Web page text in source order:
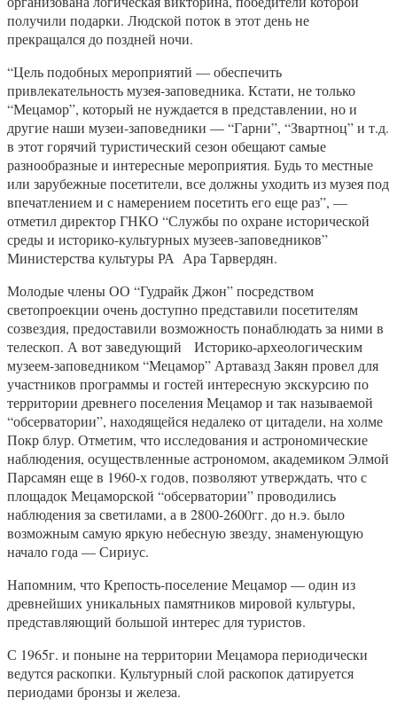
получили подарки. Людской поток в этот день не
прекращался до поздней ночи.
“Цель подобных мероприятий — обеспечить
привлекательность музея-заповедника. Кстати, не только
“Мецамор”, который не нуждается в представлении, но и
другие наши музеи-заповедники — “Гарни”, “Звартноц” и т.д.
в этот горячий туристический сезон обещают самые
разнообразные и интересные мероприятия. Будь то местные
или зарубежные посетители, все должны уходить из музея под
впечатлением и с намерением посетить его еще раз”, —
отметил директор ГНКО “Службы по охране исторической
среды и историко-культурных музеев-заповедников”
Министерства культуры РА Ара Тарвердян.
Молодые члены ОО “Гудрайк Джон” посредством
светопроекции очень доступно представили посетителям
созвездия, предоставили возможность понаблюдать за ними в
телескоп. А вот заведующий Историко-археологическим
музеем-заповедником “Мецамор” Артавазд Закян провел для
участников программы и гостей интересную экскурсию по
территории древнего поселения Мецамор и так называемой
“обсерватории”, находящейся недалеко от цитадели, на холме
Покр блур. Отметим, что исследования и астрономические
наблюдения, осуществленные астрономом, академиком Элмой
Парсамян еще в 1960-х годов, позволяют утверждать, что с
площадок Мецаморской “обсерватории” проводились
наблюдения за светилами, а в 2800-2600гг. до н.э. было
возможным самую яркую небесную звезду, знаменующую
начало года — Сириус.
Напомним, что Крепость-поселение Мецамор — один из
древнейших уникальных памятников мировой культуры,
представляющий большой интерес для туристов.
С 1965г. и поныне на территории Мецамора периодически
ведутся раскопки. Культурный слой раскопок датируется
периодами бронзы и железа.